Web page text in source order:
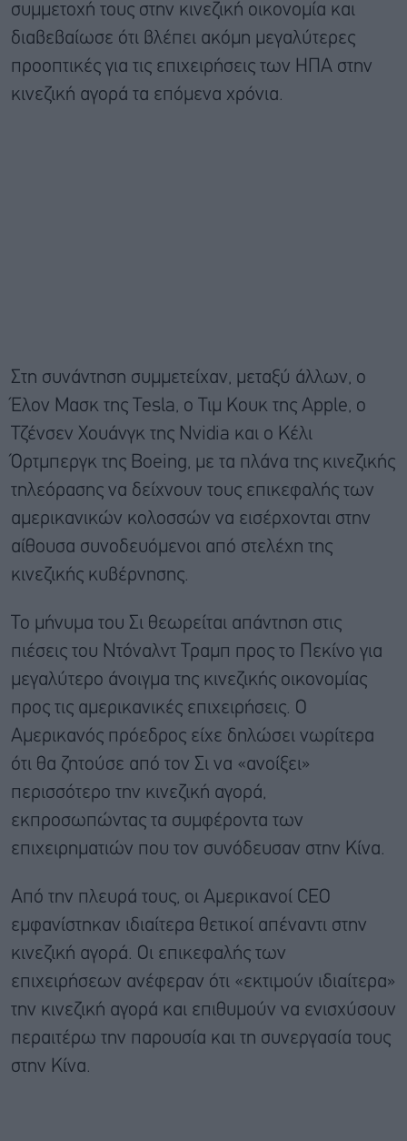
συμμετοχή τους στην κινεζική οικονομία και
διαβεβαίωσε ότι βλέπει ακόμη μεγαλύτερες
προοπτικές για τις επιχειρήσεις των ΗΠΑ στην
κινεζική αγορά τα επόμενα χρόνια.
Στη συνάντηση συμμετείχαν, μεταξύ άλλων, ο
Έλον Μασκ της Tesla, ο Τιμ Κουκ της Apple, ο
Τζένσεν Χουάνγκ της Nvidia και ο Κέλι
Όρτμπεργκ της Boeing, με τα πλάνα της κινεζικής
τηλεόρασης να δείχνουν τους επικεφαλής των
αμερικανικών κολοσσών να εισέρχονται στην
αίθουσα συνοδευόμενοι από στελέχη της
κινεζικής κυβέρνησης.
Το μήνυμα του Σι θεωρείται απάντηση στις
πιέσεις του Ντόναλντ Τραμπ προς το Πεκίνο για
μεγαλύτερο άνοιγμα της κινεζικής οικονομίας
προς τις αμερικανικές επιχειρήσεις. Ο
Αμερικανός πρόεδρος είχε δηλώσει νωρίτερα
ότι θα ζητούσε από τον Σι να «ανοίξει»
περισσότερο την κινεζική αγορά,
εκπροσωπώντας τα συμφέροντα των
επιχειρηματιών που τον συνόδευσαν στην Κίνα.
Από την πλευρά τους, οι Αμερικανοί CEO
εμφανίστηκαν ιδιαίτερα θετικοί απέναντι στην
κινεζική αγορά. Οι επικεφαλής των
επιχειρήσεων ανέφεραν ότι «εκτιμούν ιδιαίτερα»
την κινεζική αγορά και επιθυμούν να ενισχύσουν
περαιτέρω την παρουσία και τη συνεργασία τους
στην Κίνα.